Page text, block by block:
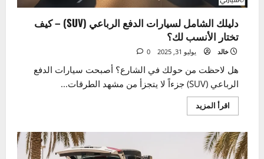
نصائح عامة لصيانة السيارة
دليلك الشامل لسيارات الدفع الرباعي (SUV) – كيف
تختار الأنسب لك؟
يوليو 31, 2025
هل لاحظت من حولك في الشارع؟ أصبحت سيارات الدفع
الرباعي (SUV) جزءاً لا يتجزأ من مشهد الطرقات...